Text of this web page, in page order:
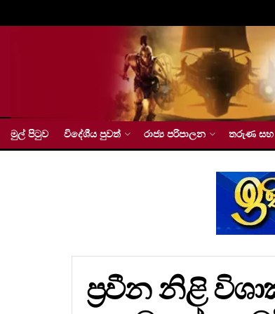
මුල් පිටුව විදේශීය පුවත් රාජ්‍ය පරිපාලන තරුණ සහ
ප්‍රවීන නිළි